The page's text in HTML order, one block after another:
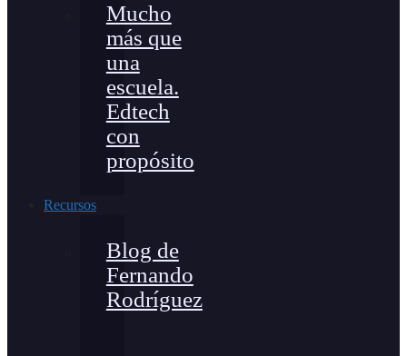
Mucho
más que
una
escuela.
Edtech
con
propósito
Recursos
Blog de
Fernando
Rodríguez